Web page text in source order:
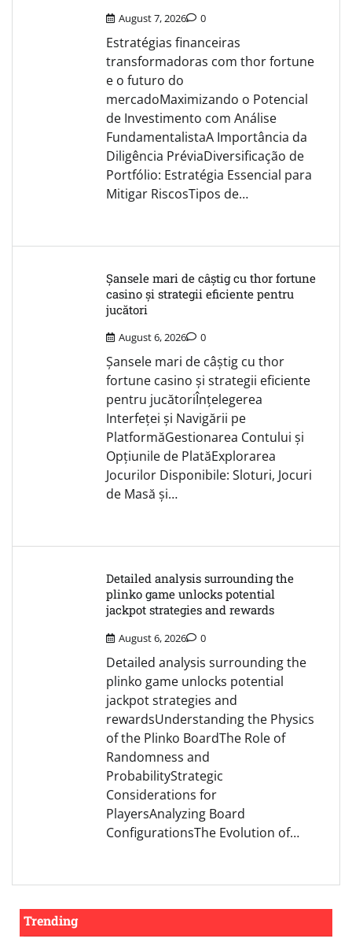
August 7, 2026 0
Estratégias financeiras
transformadoras com thor fortune
e o futuro do
mercadoMaximizando o Potencial
de Investimento com Análise
FundamentalistaA Importância da
Diligência PréviaDiversificação de
Portfólio: Estratégia Essencial para
Mitigar RiscosTipos de…
Șansele mari de câștig cu thor fortune
casino și strategii eficiente pentru
jucători
August 6, 2026 0
Șansele mari de câștig cu thor
fortune casino și strategii eficiente
pentru jucătoriÎnțelegerea
Interfeței și Navigării pe
PlatformăGestionarea Contului și
Opțiunile de PlatăExplorarea
Jocurilor Disponibile: Sloturi, Jocuri
de Masă și…
Detailed analysis surrounding the
plinko game unlocks potential
jackpot strategies and rewards
August 6, 2026 0
Detailed analysis surrounding the
plinko game unlocks potential
jackpot strategies and
rewardsUnderstanding the Physics
of the Plinko BoardThe Role of
Randomness and
ProbabilityStrategic
Considerations for
PlayersAnalyzing Board
ConfigurationsThe Evolution of…
Trending